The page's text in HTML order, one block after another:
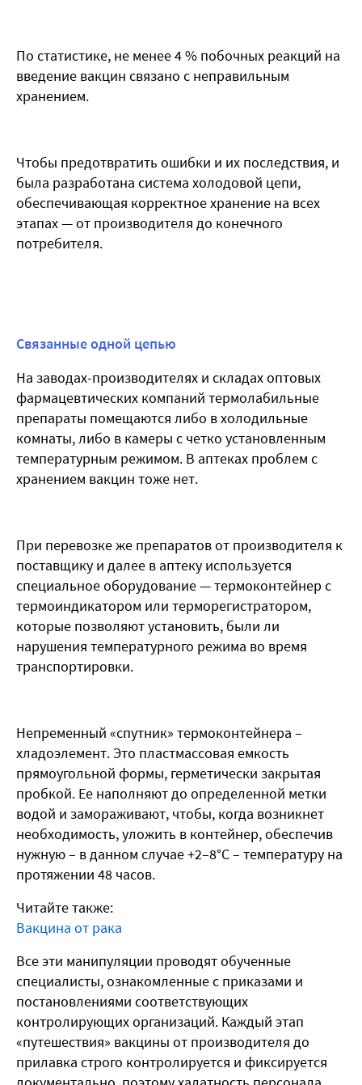
По статистике, не менее 4 % побочных реакций на
введение вакцин связано с неправильным
хранением.
Чтобы предотвратить ошибки и их последствия, и
была разработана система холодовой цепи,
обеспечивающая корректное хранение на всех
этапах — от производителя до конечного
потребителя.
Связанные одной цепью
На заводах-производителях и складах оптовых
фармацевтических компаний термолабильные
препараты помещаются либо в холодильные
комнаты, либо в камеры с четко установленным
температурным режимом. В аптеках проблем с
хранением вакцин тоже нет.
При перевозке же препаратов от производителя к
поставщику и далее в аптеку используется
специальное оборудование — термоконтейнер с
термоиндикатором или терморегистратором,
которые позволяют установить, были ли
нарушения температурного режима во время
транспортировки.
Непременный «спутник» термоконтейнера –
хладоэлемент. Это пластмассовая емкость
прямоугольной формы, герметически закрытая
пробкой. Ее наполняют до определенной метки
водой и замораживают, чтобы, когда возникнет
необходимость, уложить в контейнер, обеспечив
нужную – в данном случае +2–8°С – температуру на
протяжении 48 часов.
Читайте также:
Вакцина от рака
Все эти манипуляции проводят обученные
специалисты, ознакомленные с приказами и
постановлениями соответствующих
контролирующих организаций. Каждый этап
«путешествия» вакцины от производителя до
прилавка строго контролируется и фиксируется